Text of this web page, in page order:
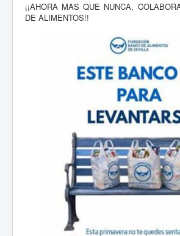
¡¡AHORA MAS QUE NUNCA,
DE ALIMENTOS!!